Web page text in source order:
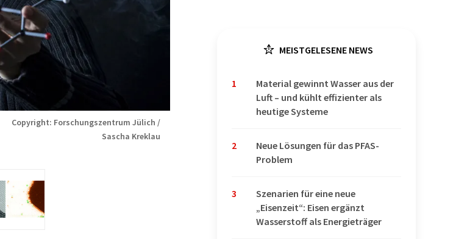
Copyright: Forschungszentrum Jülich /
Sascha Kreklau
MEISTGELESENE NEWS
1
Material gewinnt Wasser aus der
Luft – und kühlt effizienter als
heutige Systeme
2
Neue Lösungen für das PFAS-
Problem
3
Szenarien für eine neue
„Eisenzeit“: Eisen ergänzt
Wasserstoff als Energieträger